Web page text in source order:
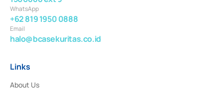
WhatsApp
+62 819 1950 0888
Email
halo@bcasekuritas.co.id
Links
About Us